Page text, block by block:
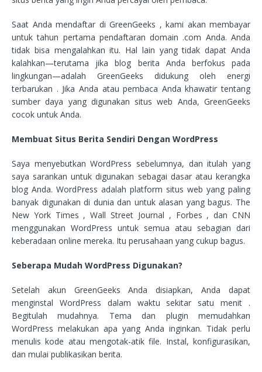
Saat Anda mendaftar di GreenGeeks , kami akan membayar
untuk tahun pertama pendaftaran domain .com Anda. Anda
tidak bisa mengalahkan itu. Hal lain yang tidak dapat Anda
kalahkan—terutama jika blog berita Anda berfokus pada
lingkungan—adalah GreenGeeks didukung oleh energi
terbarukan . Jika Anda atau pembaca Anda khawatir tentang
sumber daya yang digunakan situs web Anda, GreenGeeks
cocok untuk Anda.
Membuat Situs Berita Sendiri Dengan WordPress
Saya menyebutkan WordPress sebelumnya, dan itulah yang
saya sarankan untuk digunakan sebagai dasar atau kerangka
blog Anda. WordPress adalah platform situs web yang paling
banyak digunakan di dunia dan untuk alasan yang bagus. The
New York Times , Wall Street Journal , Forbes , dan CNN
menggunakan WordPress untuk semua atau sebagian dari
keberadaan online mereka. Itu perusahaan yang cukup bagus.
Seberapa Mudah WordPress Digunakan?
Setelah akun GreenGeeks Anda disiapkan, Anda dapat
menginstal WordPress dalam waktu sekitar satu menit .
Begitulah mudahnya. Tema dan plugin memudahkan
WordPress melakukan apa yang Anda inginkan. Tidak perlu
menulis kode atau mengotak-atik file. Instal, konfigurasikan,
dan mulai publikasikan berita.